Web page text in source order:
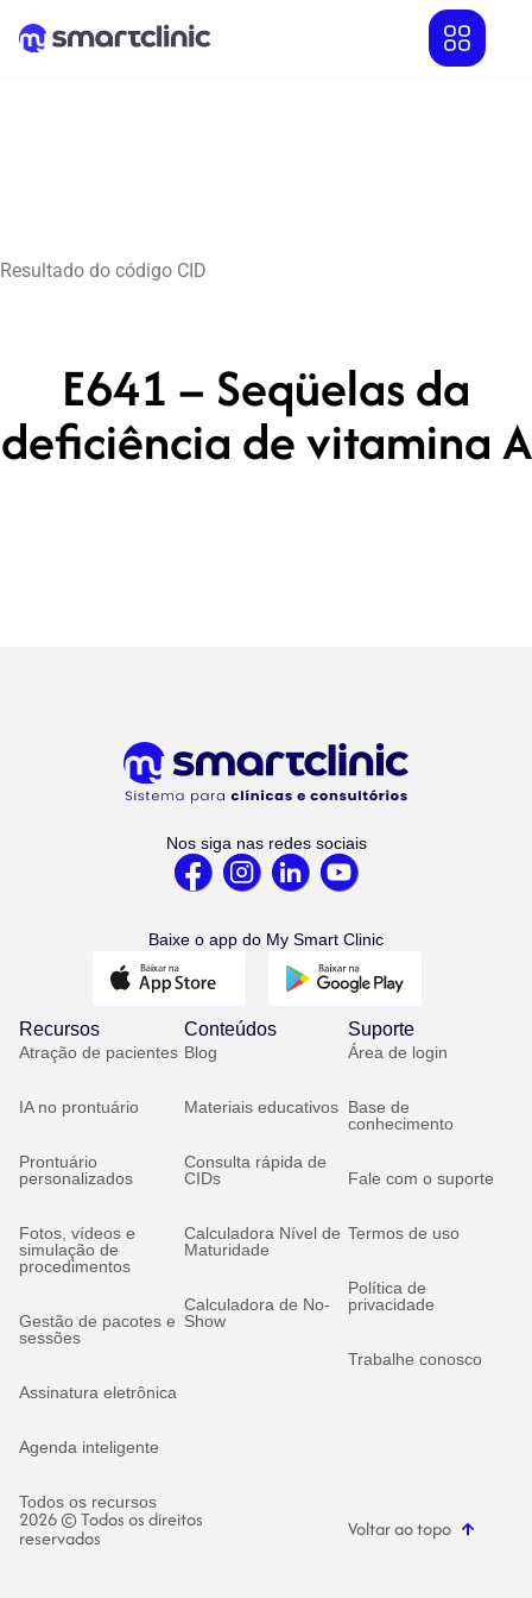
Resultado do código CID
E641 – Seqüelas da
deficiência de vitamina A
Nos siga nas redes sociais
Baixe o app do My Smart Clinic
Recursos
Atração de pacientes
IA no prontuário
Prontuário
personalizados
Fotos, vídeos e
simulação de
procedimentos
Gestão de pacotes e
sessões
Assinatura eletrônica
Agenda inteligente
Todos os recursos
Conteúdos
Blog
Materiais educativos
Consulta rápida de
CIDs
Calculadora Nível de
Maturidade
Calculadora de No-
Show
Suporte
Área de login
Base de
conhecimento
Fale com o suporte
Termos de uso
Política de
privacidade
Trabalhe conosco
2026 © Todos os direitos
reservados Voltar ao topo